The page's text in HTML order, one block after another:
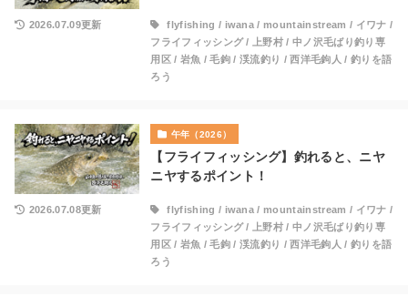
2026.07.09更新 flyfishing / iwana /mountainstream / イワナ /
フライフィッシング/ 上野村 /中ノ沢毛ばり釣り専
用区 / 岩魚 /毛鉤 /渓流釣り /西洋毛鉤人 / 釣りを語
ろう
午年（2026）
【フライフィッシング】釣れると、ニヤ
ニヤするポイント！
2026.07.08更新 flyfishing / iwana /mountainstream / イワナ /
フライフィッシング/上野村 /中ノ沢毛ばり釣り専
用区/ 岩魚 /毛鉤 /渓流釣り /西洋毛鉤人 / 釣りを語
ろう